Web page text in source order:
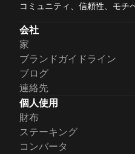
コミュニティ、信頼性、モチ
会社
家
ブランドガイドライン
ブログ
連絡先
個人使用
財布
ステーキング
コンバータ